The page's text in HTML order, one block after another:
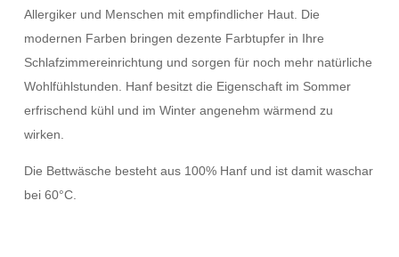
Allergiker und Menschen mit empfindlicher Haut. Die
modernen Farben bringen dezente Farbtupfer in Ihre
Schlafzimmereinrichtung und sorgen für noch mehr natürliche
Wohlfühlstunden. Hanf besitzt die Eigenschaft im Sommer
erfrischend kühl und im Winter angenehm wärmend zu
wirken.
Die Bettwäsche besteht aus 100% Hanf und ist damit waschar
bei 60°C.